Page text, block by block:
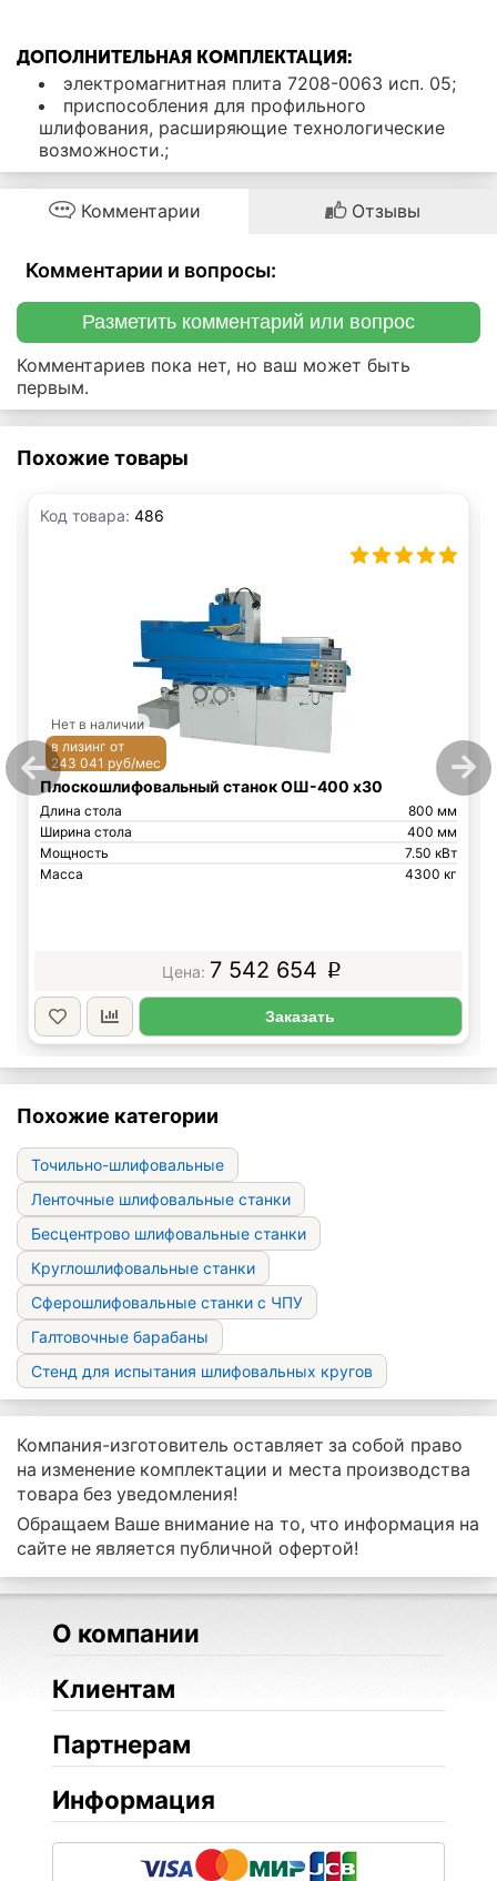
ДОПОЛНИТЕЛЬНАЯ КОМПЛЕКТАЦИЯ:
электромагнитная плита 7208-0063 исп. 05;
приспособления для профильного
шлифования, расширяющие технологические
возможности.;
Комментарии Отзывы
Комментарии и вопросы:
Разметить комментарий или вопрос
Комментариев пока нет, но ваш может быть
первым.
Похожие товары
Код товара: 486
Нет в наличии
в лизинг от
243 041 руб/мес
Плоскошлифовальный станок ОШ-400 x30
Длина стола
800 мм
Ширина стола
400 мм
Мощность
7.50 кВт
Масса
4300 кг
7 542 654 p
Заказать
Похожие категории
Точильно-шлифовальные
Ленточные шлифовальные станки
Бесцентрово шлифовальные станки
Круглошлифовальные станки
Сферошлифовальные станки с ЧПУ
Галтовочные барабаны
Стенд для испытания шлифовальных кругов
Компания-изготовитель оставляет за собой право
на изменение комплектации и места производства
товара без уведомления!
Обращаем Ваше внимание на то, что информация на
сайте не является публичной офертой!
О компании
Клиентам
Партнерам
Информация